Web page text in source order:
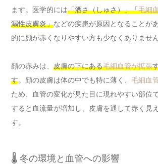
ます。医学的には「酒さ（しゅさ）」「毛細
漏性皮膚炎」などの疾患が原因となることが
的に顔が赤くなりやすい方も少なくありません
顔の赤みは、 皮膚の下にある毛細血管が拡張
す。顔の皮膚は体の中でも特に薄く、 毛細血
ため、血管の変化が見た目に現れやすい部位
すると血流量が増加し、皮膚を通して赤く見
す。
🌡️ 冬の環境と血管への影響